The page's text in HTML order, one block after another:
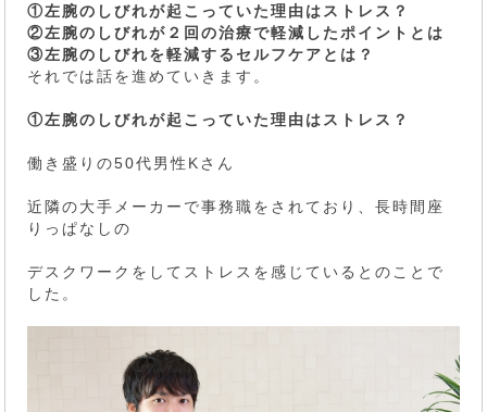
①左腕のしびれが起こっていた理由はストレス？
②左腕のしびれが２回の治療で軽減したポイントとは
③左腕のしびれを軽減するセルフケアとは？
それでは話を進めていきます。
①左腕のしびれが起こっていた理由はストレス？
働き盛りの50代男性Kさん
近隣の大手メーカーで事務職をされており、長時間座
りっぱなしの
デスクワークをしてストレスを感じているとのことで
した。